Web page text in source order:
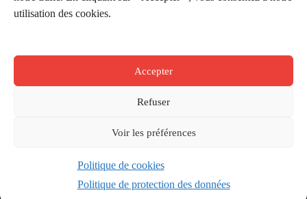
utilisation des cookies.
Accepter
Refuser
Voir les préférences
Politique de cookies
Politique de protection des données